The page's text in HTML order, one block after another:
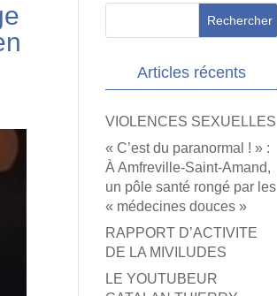
Articles récents
VIOLENCES SEXUELLES
« C’est du paranormal ! » :
À Amfreville-Saint-Amand,
un pôle santé rongé par les
« médecines douces »
RAPPORT D’ACTIVITE
DE LA MIVILUDES
LE YOUTUBEUR